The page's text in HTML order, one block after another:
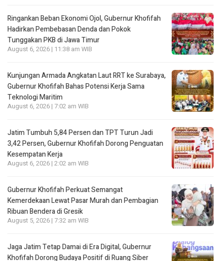
Ringankan Beban Ekonomi Ojol, Gubernur Khofifah
Hadirkan Pembebasan Denda dan Pokok
Tunggakan PKB di Jawa Timur
August 6, 2026 | 11:38 am WIB
Kunjungan Armada Angkatan Laut RRT ke Surabaya,
Gubernur Khofifah Bahas Potensi Kerja Sama
Teknologi Maritim
August 6, 2026 | 7:02 am WIB
Jatim Tumbuh 5,84 Persen dan TPT Turun Jadi
3,42 Persen, Gubernur Khofifah Dorong Penguatan
Kesempatan Kerja
August 6, 2026 | 2:02 am WIB
Gubernur Khofifah Perkuat Semangat
Kemerdekaan Lewat Pasar Murah dan Pembagian
Ribuan Bendera di Gresik
August 5, 2026 | 7:32 am WIB
Jaga Jatim Tetap Damai di Era Digital, Gubernur
Khofifah Dorong Budaya Positif di Ruang Siber